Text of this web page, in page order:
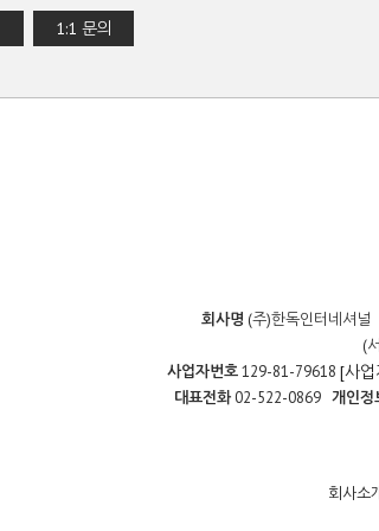
1:1 문의
회사명 (주)한독인터네셔널
(
사업자번호129-81-79618 [사업
대표전화02-522-0869 개인정
회사소